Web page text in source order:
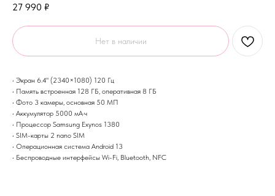
27 990 ₽
Нет в наличии
• Экран 6.4" (2340×1080) 120 Гц
• Память встроенная 128 ГБ, оперативная 8 ГБ
• Фото 3 камеры, основная 50 МП
• Аккумулятор 5000 мА·ч
• Процессор Samsung Exynos 1380
• SIM-карты 2 nano SIM
• Операционная система Android 13
• Беспроводные интерфейсы Wi-Fi, Bluetooth, NFC